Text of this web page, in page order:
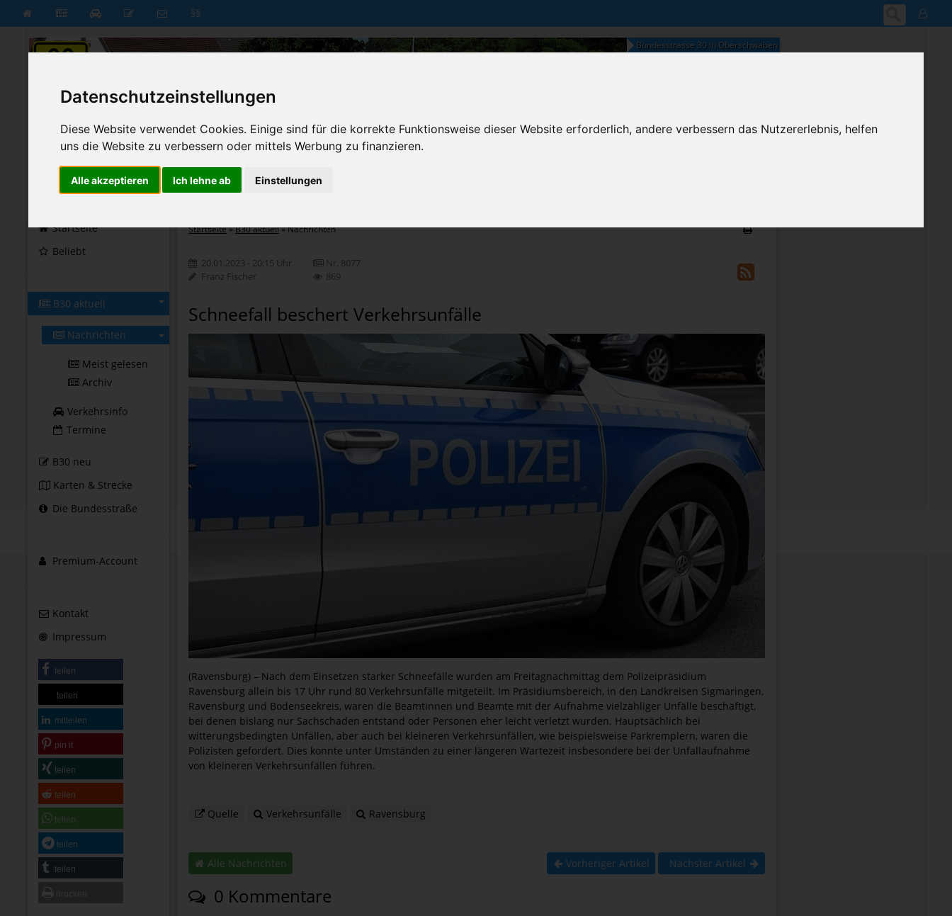
Datenschutzeinstellungen
Diese Website verwendet Cookies. Einige sind für die korrekte Funktionsweise dieser Website erforderlich, andere verbessern das Nutzererlebnis, helfen
uns die Website zu verbessern oder mittels Werbung zu finanzieren.
Alle akzeptieren Ich lehne ab Einstellungen
§§
Bundesstrasse 30 in Oberschwaben
B30 aktuell B30 neu
Startseite
Beliebt
B30 aktuell
Nachrichten
Meist gelesen
Archiv
Verkehrsinfo
Termine
B30 neu
Karten & Strecke
Die Bundesstraße
Premium-Account
Kontakt
Impressum
teilen
teilen
mitteilen
pin it
teilen
teilen
teilen
teilen
teilen
Startseite»B30 aktuell»Nachrichten
20.01.2023 - 20:15 Uhr
Franz Fischer
Nr. 8077
869
Schneefall beschert Verkehrsunfälle
(Ravensburg) – Nach dem Einsetzen starker Schneefälle wurden am Freitagnachmittag dem Polizeipräsidium
Ravensburg allein bis 17 Uhr rund 80 Verkehrsunfälle mitgeteilt. Im Präsidiumsbereich, in den Landkreisen Sigmaringen,
Ravensburg und Bodenseekreis, waren die Beamtinnen und Beamte mit der Aufnahme vielzähliger Unfälle beschäftigt,
bei denen bislang nur Sachschaden entstand oder Personen eher leicht verletzt wurden. Hauptsächlich bei
witterungsbedingten Unfällen, aber auch bei kleineren Verkehrsunfällen, wie beispielsweise Parkremplern, waren die
Polizisten gefordert. Dies konnte unter Umständen zu einer längeren Wartezeit insbesondere bei der Unfallaufnahme
von kleineren Verkehrsunfällen führen.
Quelle Verkehrsunfälle Ravensburg
Alle Nachrichten Vorheriger Artikel Nächster Artikel
0 Kommentare